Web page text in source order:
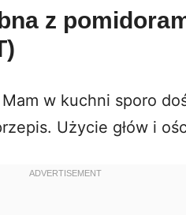
d
z
w kuchni sporo
Użycie głów i